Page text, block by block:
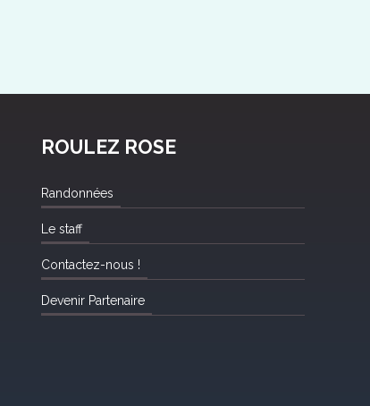
ROULEZ ROSE
Randonnées
Le staff
Contactez-nous !
Devenir Partenaire